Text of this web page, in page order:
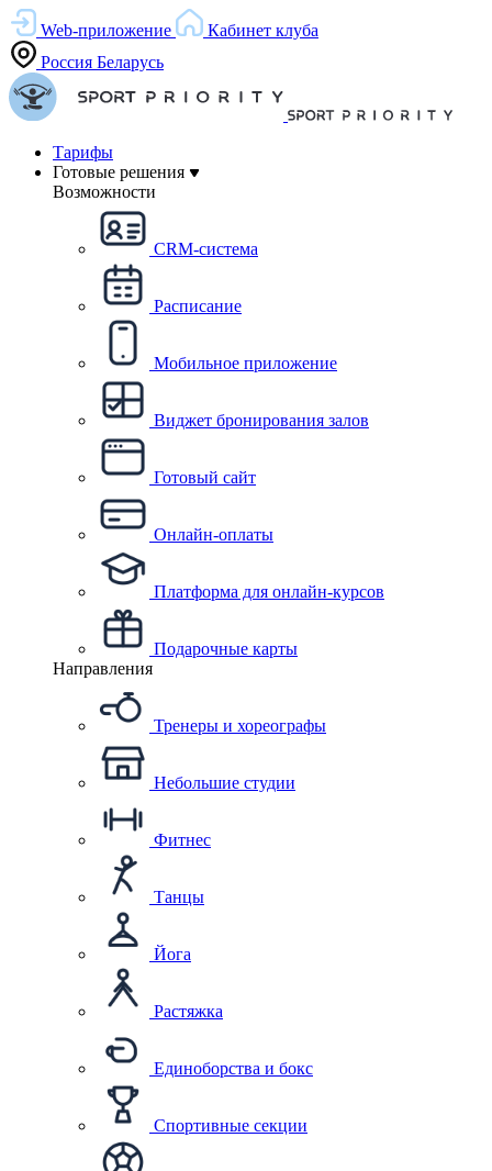
Web-приложение
Кабинет клуба
Россия Беларусь
Тарифы
Готовые решения
Возможности
CRM-система
Расписание
Мобильное приложение
Виджет бронирования залов
Готовый сайт
Онлайн-оплаты
Платформа для онлайн-курсов
Подарочные карты
Направления
Тренеры и хореографы
Небольшие студии
Фитнес
Танцы
Йога
Растяжка
Единоборства и бокс
Спортивные секции